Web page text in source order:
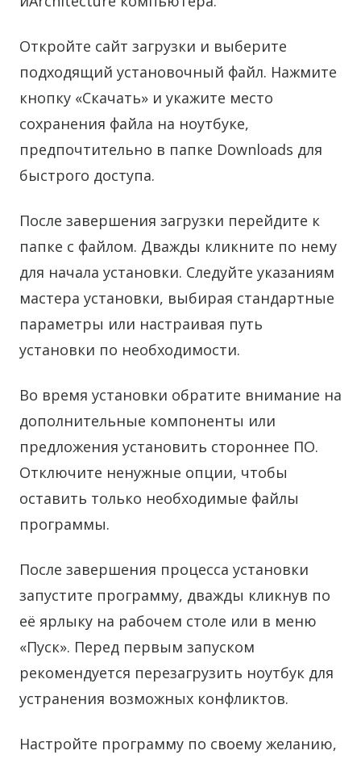
Откройте сайт загрузки и выберите
подходящий установочный файл. Нажмите
кнопку «Скачать» и укажите место
сохранения файла на ноутбуке,
предпочтительно в папке Downloads для
быстрого доступа.
После завершения загрузки перейдите к
папке с файлом. Дважды кликните по нему
для начала установки. Следуйте указаниям
мастера установки, выбирая стандартные
параметры или настраивая путь
установки по необходимости.
Во время установки обратите внимание на
дополнительные компоненты или
предложения установить стороннее ПО.
Отключите ненужные опции, чтобы
оставить только необходимые файлы
программы.
После завершения процесса установки
запустите программу, дважды кликнув по
её ярлыку на рабочем столе или в меню
«Пуск». Перед первым запуском
рекомендуется перезагрузить ноутбук для
устранения возможных конфликтов.
Настройте программу по своему желанию,